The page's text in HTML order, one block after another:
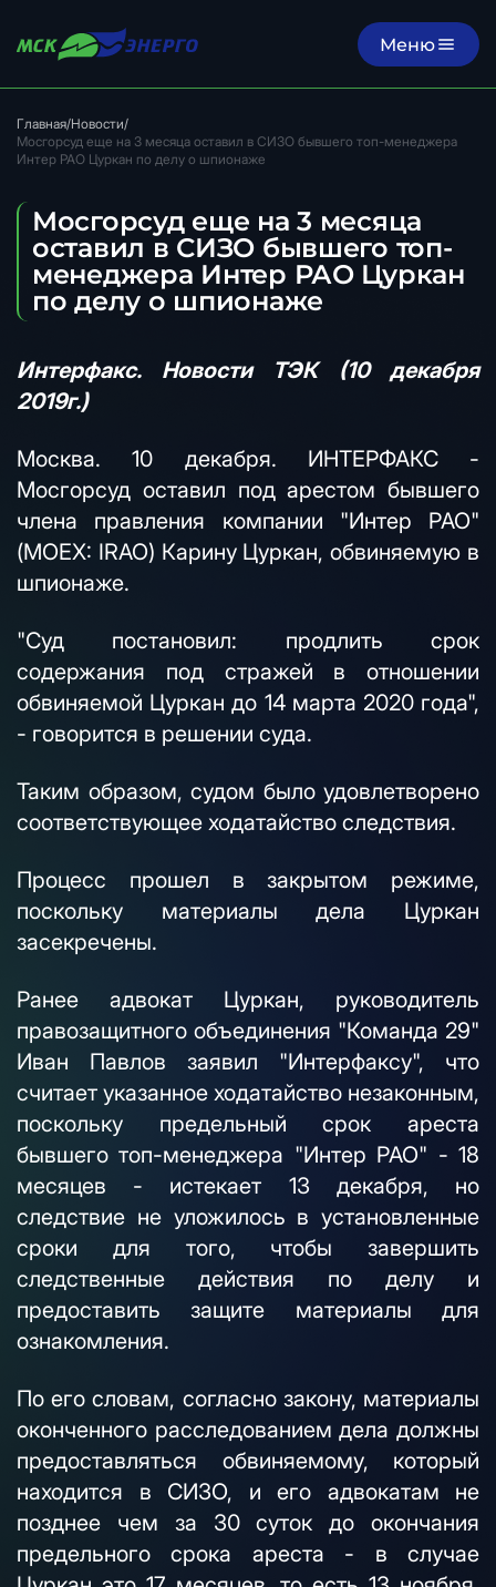
Меню
Главная/Новости/
Мосгорсуд еще на 3 месяца оставил в СИЗО бывшего топ-менеджера
Интер РАО Цуркан по делу о шпионаже
Мосгорсуд еще на 3 месяца
оставил в СИЗО бывшего топ-
менеджера Интер РАО Цуркан
по делу о шпионаже
Интерфакс. Новости ТЭК (10 декабря
2019г.)
Москва. 10 декабря. ИНТЕРФАКС -
Мосгорсуд оставил под арестом бывшего
члена правления компании "Интер РАО"
(MOEX: IRAO) Карину Цуркан, обвиняемую в
шпионаже.
"Суд постановил: продлить срок
содержания под стражей в отношении
обвиняемой Цуркан до 14 марта 2020 года",
- говорится в решении суда.
Таким образом, судом было удовлетворено
соответствующее ходатайство следствия.
Процесс прошел в закрытом режиме,
поскольку материалы дела Цуркан
засекречены.
Ранее адвокат Цуркан, руководитель
правозащитного объединения "Команда 29"
Иван Павлов заявил "Интерфаксу", что
считает указанное ходатайство незаконным,
поскольку предельный срок ареста
бывшего топ-менеджера "Интер РАО" - 18
месяцев - истекает 13 декабря, но
следствие не уложилось в установленные
сроки для того, чтобы завершить
следственные действия по делу и
предоставить защите материалы для
ознакомления.
По его словам, согласно закону, материалы
оконченного расследованием дела должны
предоставляться обвиняемому, который
находится в СИЗО, и его адвокатам не
позднее чем за 30 суток до окончания
предельного срока ареста - в случае